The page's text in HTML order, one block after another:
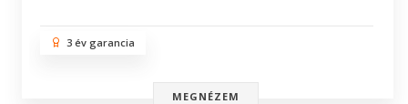
3 év garancia
MEGNÉZEM